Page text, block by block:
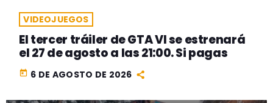
VIDEOJUEGOS
El tercer tráiler de GTA VI se estrenará
el 27 de agosto a las 21:00. Si pagas
today 6 DE AGOSTO DE 2026